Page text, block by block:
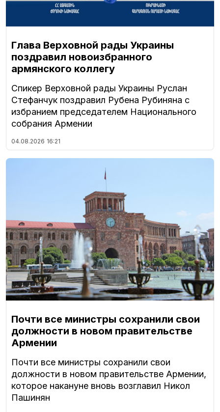
Глава Верховной рады Украины
поздравил новоизбранного
армянского коллегу
Спикер Верховной рады Украины Руслан
Стефанчук поздравил Рубена Рубиняна с
избранием председателем Национального
собрания Армении
04.08.2026 16:21
Почти все министры сохранили свои
должности в новом правительстве
Армении
Почти все министры сохранили свои
должности в новом правительстве Армении,
которое накануне вновь возглавил Никол
Пашинян